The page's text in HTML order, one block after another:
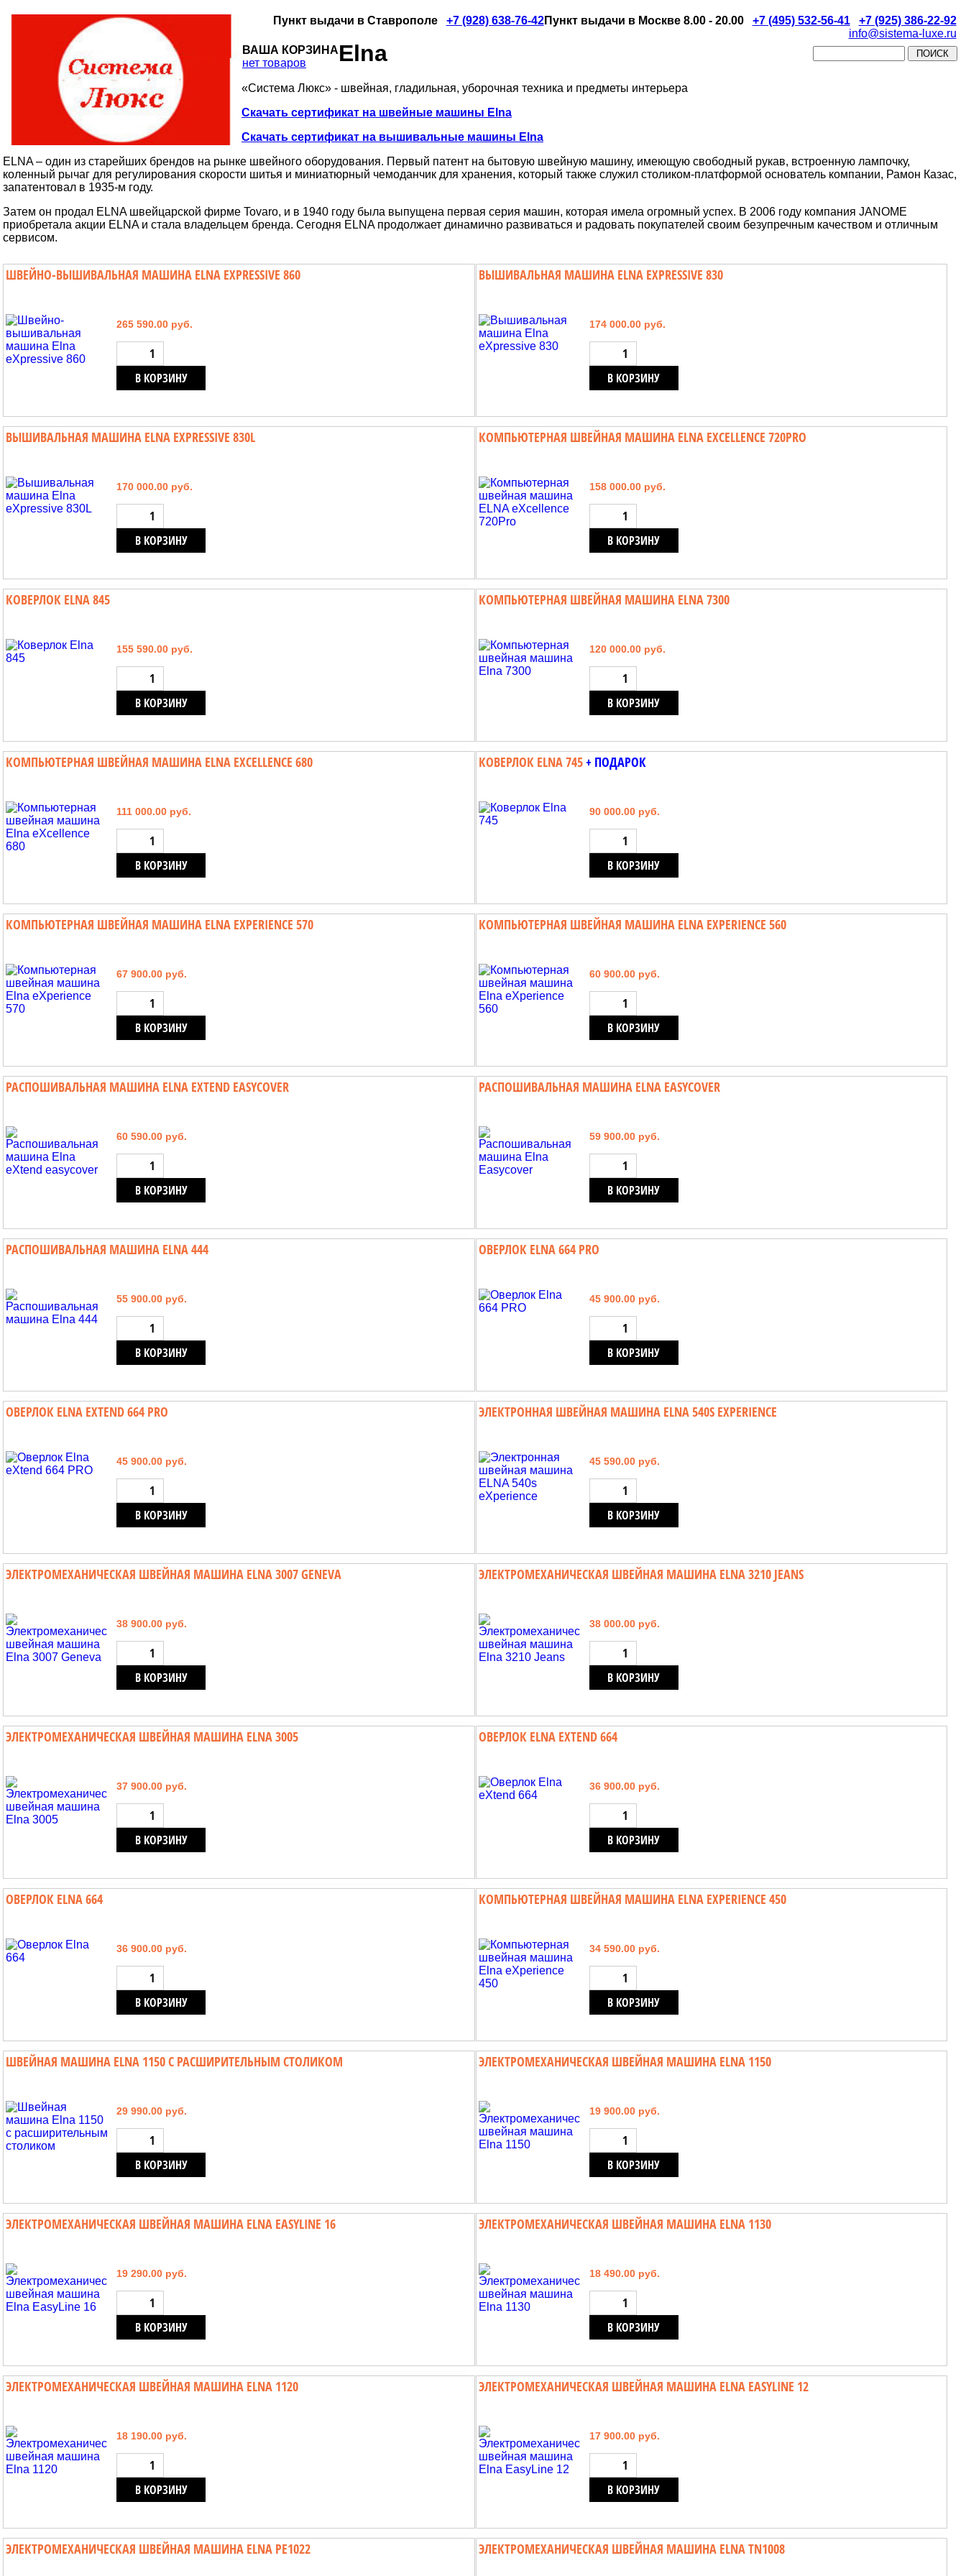
Пункт выдачи в Москве 8.00 - 20.00 +7 (495) 532-56-41 +7 (925) 386-22-92
Пункт выдачи в Ставрополе
+7 (928) 638-76-42
info@sistema-luxe.ru
ВАША КОРЗИНА
нет товаров
Elna
«Система Люкс» - швейная, гладильная, уборочная техника и предметы интерьера
Скачать сертификат на швейные машины Elna
Скачать сертификат на вышивальные машины Elna
ELNA – один из старейших брендов на рынке швейного оборудования. Первый патент на бытовую швейную машину, имеющую свободный рукав, встроенную лампочку,
коленный рычаг для регулирования скорости шитья и миниатюрный чемоданчик для хранения, который также служил столиком-платформой основатель компании, Рамон Казас,
запатентовал в 1935-м году.
Затем он продал ELNA швейцарской фирме Tovaro, и в 1940 году была выпущена первая серия машин, которая имела огромный успех. В 2006 году компания JANOME
приобретала акции ELNA и стала владельцем бренда. Сегодня ELNA продолжает динамично развиваться и радовать покупателей своим безупречным качеством и отличным
сервисом.
ШВЕЙНО-ВЫШИВАЛЬНАЯ МАШИНА ELNA EXPRESSIVE 860
265 590.00 руб.
В КОРЗИНУ
ВЫШИВАЛЬНАЯ МАШИНА ELNA EXPRESSIVE 830
174 000.00 руб.
В КОРЗИНУ
ВЫШИВАЛЬНАЯ МАШИНА ELNA EXPRESSIVE 830L
170 000.00 руб.
В КОРЗИНУ
КОМПЬЮТЕРНАЯ ШВЕЙНАЯ МАШИНА ELNA EXCELLENCE 720PRO
158 000.00 руб.
В КОРЗИНУ
КОВЕРЛОК ELNA 845
155 590.00 руб.
В КОРЗИНУ
КОМПЬЮТЕРНАЯ ШВЕЙНАЯ МАШИНА ELNA 7300
120 000.00 руб.
В КОРЗИНУ
КОМПЬЮТЕРНАЯ ШВЕЙНАЯ МАШИНА ELNA EXCELLENCE 680
111 000.00 руб.
В КОРЗИНУ
КОВЕРЛОК ELNA 745 + ПОДАРОК
90 000.00 руб.
В КОРЗИНУ
КОМПЬЮТЕРНАЯ ШВЕЙНАЯ МАШИНА ELNA EXPERIENCE 570
67 900.00 руб.
В КОРЗИНУ
КОМПЬЮТЕРНАЯ ШВЕЙНАЯ МАШИНА ELNA EXPERIENCE 560
60 900.00 руб.
В КОРЗИНУ
РАСПОШИВАЛЬНАЯ МАШИНА ELNA EXTEND EASYCOVER
60 590.00 руб.
В КОРЗИНУ
РАСПОШИВАЛЬНАЯ МАШИНА ELNA EASYCOVER
59 900.00 руб.
В КОРЗИНУ
РАСПОШИВАЛЬНАЯ МАШИНА ELNA 444
55 900.00 руб.
В КОРЗИНУ
ОВЕРЛОК ELNA 664 PRO
45 900.00 руб.
В КОРЗИНУ
ОВЕРЛОК ELNA EXTEND 664 PRO
45 900.00 руб.
В КОРЗИНУ
ЭЛЕКТРОННАЯ ШВЕЙНАЯ МАШИНА ELNA 540S EXPERIENCE
45 590.00 руб.
В КОРЗИНУ
ЭЛЕКТРОМЕХАНИЧЕСКАЯ ШВЕЙНАЯ МАШИНА ELNA 3007 GENEVA
38 900.00 руб.
В КОРЗИНУ
ЭЛЕКТРОМЕХАНИЧЕСКАЯ ШВЕЙНАЯ МАШИНА ELNA 3210 JEANS
38 000.00 руб.
В КОРЗИНУ
ЭЛЕКТРОМЕХАНИЧЕСКАЯ ШВЕЙНАЯ МАШИНА ELNA 3005
37 900.00 руб.
В КОРЗИНУ
ОВЕРЛОК ELNA EXTEND 664
36 900.00 руб.
В КОРЗИНУ
ОВЕРЛОК ELNA 664
36 900.00 руб.
В КОРЗИНУ
КОМПЬЮТЕРНАЯ ШВЕЙНАЯ МАШИНА ELNA EXPERIENCE 450
34 590.00 руб.
В КОРЗИНУ
ШВЕЙНАЯ МАШИНА ELNA 1150 С РАСШИРИТЕЛЬНЫМ СТОЛИКОМ
29 990.00 руб.
В КОРЗИНУ
ЭЛЕКТРОМЕХАНИЧЕСКАЯ ШВЕЙНАЯ МАШИНА ELNA 1150
19 900.00 руб.
В КОРЗИНУ
ЭЛЕКТРОМЕХАНИЧЕСКАЯ ШВЕЙНАЯ МАШИНА ELNA EASYLINE 16
19 290.00 руб.
В КОРЗИНУ
ЭЛЕКТРОМЕХАНИЧЕСКАЯ ШВЕЙНАЯ МАШИНА ELNA 1130
18 490.00 руб.
В КОРЗИНУ
ЭЛЕКТРОМЕХАНИЧЕСКАЯ ШВЕЙНАЯ МАШИНА ELNA 1120
18 190.00 руб.
В КОРЗИНУ
ЭЛЕКТРОМЕХАНИЧЕСКАЯ ШВЕЙНАЯ МАШИНА ELNA EASYLINE 12
17 900.00 руб.
В КОРЗИНУ
ЭЛЕКТРОМЕХАНИЧЕСКАЯ ШВЕЙНАЯ МАШИНА ELNA PE1022 ЭЛЕКТРОМЕХАНИЧЕСКАЯ ШВЕЙНАЯ МАШИНА ELNA TN1008